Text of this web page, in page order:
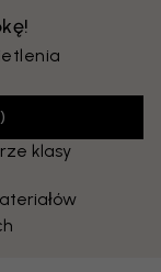
)
klasy